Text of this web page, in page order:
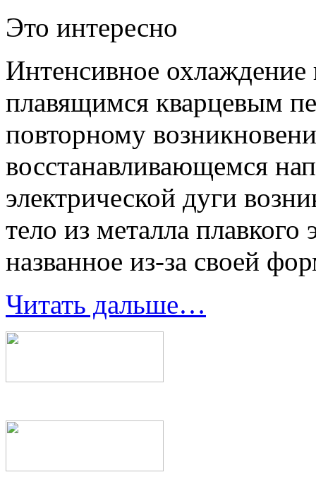
Это интересно
Интенсивное охлаждение
плавящимся кварцевым
повторному
восстанавливающемся
электрической дуги
тело из металла
названное из-за своей
Читать дальше…